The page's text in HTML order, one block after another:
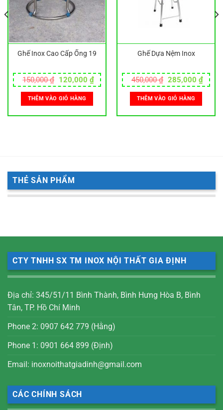
Ghế Inox Cao Cấp Ống 19
150,000₫ Giá
gốc
là:
150,000 ₫.
120,000 ₫Giá
hiện
120,000 ₫.
THÊM VÀO GIỎ HÀNG
Ghế Dựa Nệm Inox
450,000₫ Giá
gốc
là:
450,000 ₫.
285,000 ₫Giá
hiện
THÊM VÀO GIỎ HÀNG
₫.
THẺ SẢN PHẨM
CTY TNHH SX TM INOX NỘI THẤT GIA ĐỊNH
Địa chỉ: 345/51/11 Bình Thành, Bình Hưng Hòa B, Bình
Tân, TP. Hồ Chí Minh
Phone 2: 0907 642 779 (Hằng)
Phone 1: 0901 664 899 (Định)
Email: inoxnoithatgiadinh@gmail.com
CÁC CHÍNH SÁCH